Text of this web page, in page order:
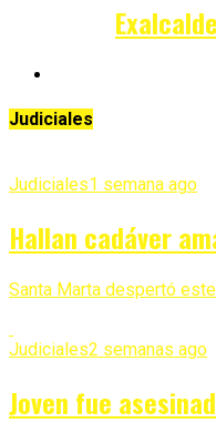
Judiciales
Judiciales1 semana ago
Hallan cadáver
Santa Marta despertó
Judiciales2 semanas ago
Joven fue